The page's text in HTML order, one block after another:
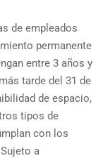
de empleados
permanente
entre 3 años y
tarde del 31 de
de espacio,
tipos de
con los
a